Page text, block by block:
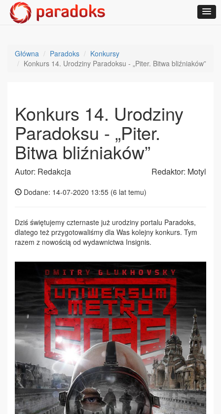
Główna Paradoks
Konkursy
Konkurs 14. Urodziny Paradoksu - „Piter. Bitwa bliźniaków”
Konkurs 14. Urodziny
Paradoksu - „Piter.
Bitwa bliźniaków”
Autor: Redakcja Redaktor: Motyl
Dodane: 14-07-2020 13:55 (6 lat temu)
Dziś świętujemy czternaste już urodziny portalu Paradoks,
dlatego też przygotowaliśmy dla Was kolejny konkurs. Tym
razem z nowością od wydawnictwa Insignis.